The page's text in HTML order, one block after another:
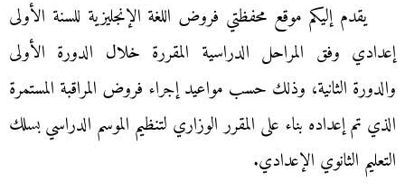
يقدم إليكم موقع محفظتي فروض اللغة الإنجليزية للسنة الأولى
إعدادي وفق المراحل الدراسية المقررة خلال الدورة الأولى
والدورة الثانية، وذلك حسب مواعيد إجراء فروض المراقبة المستمرة
الذي تم إعداده بناء على المقرر الوزاري لتنظيم الموسم الدراسي بسلك
التعليم الثانوي الإعدادي.